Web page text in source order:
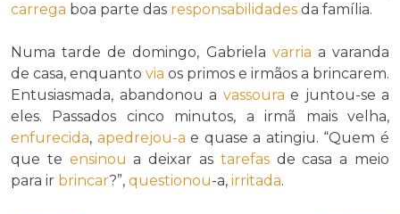
carrega boa parte das responsabilidades da família.
Numa tarde de domingo, Gabriela varria a varanda
de casa, enquanto via os primos e irmãos a brincarem.
Entusiasmada, abandonou a vassoura e juntou-se a
eles. Passados cinco minutos, a irmã mais velha,
enfurecida, apedrejou-a e quase a atingiu. “Quem é
que te ensinou a deixar as tarefasde casa a meio
para ir brincar?”, questionou-a, irritada.